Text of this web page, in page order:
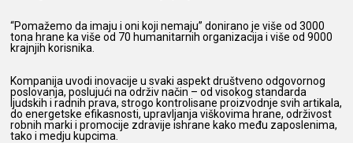
“Pomažemo da imaju i oni koji nemaju” donirano je više od 3000
tona hrane ka više od 70 humanitarnih organizacija i više od 9000
krajnjih korisnika.
Kompanija uvodi inovacije u svaki aspekt društveno odgovornog
poslovanja, poslujući na održiv način – od visokog standarda
ljudskih i radnih prava, strogo kontrolisane proizvodnje svih artikala,
do energetske efikasnosti, upravljanja viškovima hrane, održivost
robnih marki i promocije zdravije ishrane kako među zaposlenima,
tako i medju kupcima.